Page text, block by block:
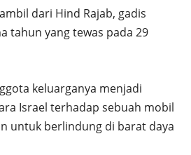
dari Hind Rajab, gadis
tahun yang tewas pada 29
keluarganya menjadi
Israel terhadap sebuah mobil
untuk berlindung di barat daya